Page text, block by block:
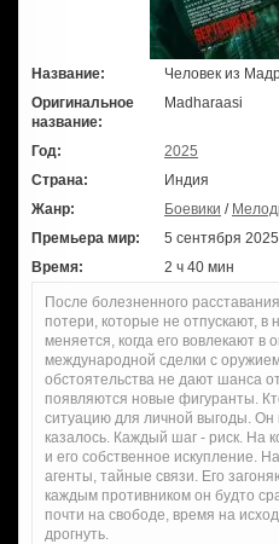
Название:
Человек из
Оригинальное
название:
Madharaasi
Год:
2025
Страна:
Индия
Жанр:
Боевики /
Премьера мир:
5 сентября 2025
Время:
2 ч 40 мин
После болезненного
потери, которые не отпускают, в
меняется, когда его вовлекают в
международной сделки с
обстоятельства не дают шанса
появляются новые фигуранты.
ситуацию для личной выгоды.
казалось. Каждый шаг - риск. На
и его собственное искупление.
агенты, тайные связи. Его
каждым противником он будто
почти на свободе, время на
дрогнуть.